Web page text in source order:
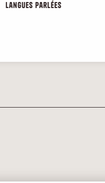
Langues parlées
Langues parlées